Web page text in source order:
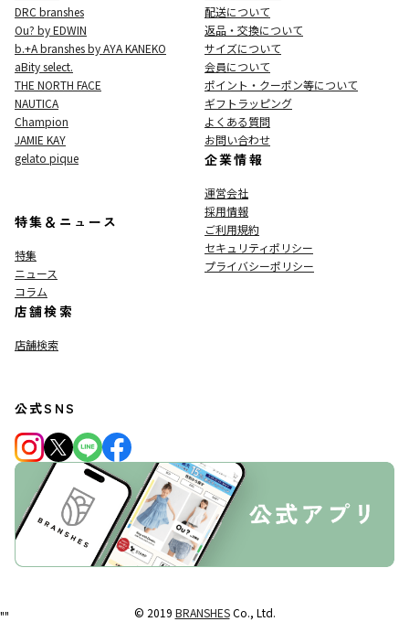
DRC branshes
Ou? by EDWIN
b.+A branshes by AYA KANEKO
aBity select.
THE NORTH FACE
NAUTICA
Champion
JAMIE KAY
gelato pique
特集＆ニュース
特集
ニュース
コラム
店舗検索
店舗検索
配送について
返品・交換について
サイズについて
会員について
ポイント・クーポン等について
ギフトラッピング
よくある質問
お問い合わせ
企業情報
運営会社
採用情報
ご利用規約
セキュリティポリシー
プライバシーポリシー
公式SNS
© 2019 BRANSHESCo., Ltd.
""